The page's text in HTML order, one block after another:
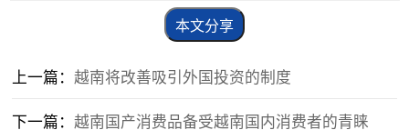
本文分享
上一篇：越南将改善吸引外国投资的制度
下一篇：越南国产消费品备受越南国内消费者的青睐